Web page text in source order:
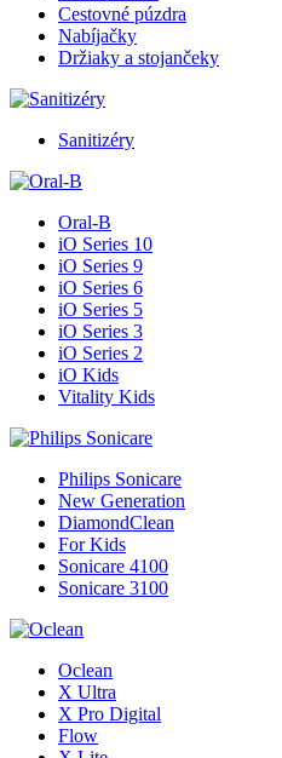
Cestovné púzdra
Nabíjačky
Držiaky a stojančeky
Sanitizéry
Oral-B
iO Series 10
iO Series 9
iO Series 6
iO Series 5
iO Series 3
iO Series 2
iO Kids
Vitality Kids
Philips Sonicare
New Generation
DiamondClean
For Kids
Sonicare 4100
Sonicare 3100
Oclean
X Ultra
X Pro Digital
Flow